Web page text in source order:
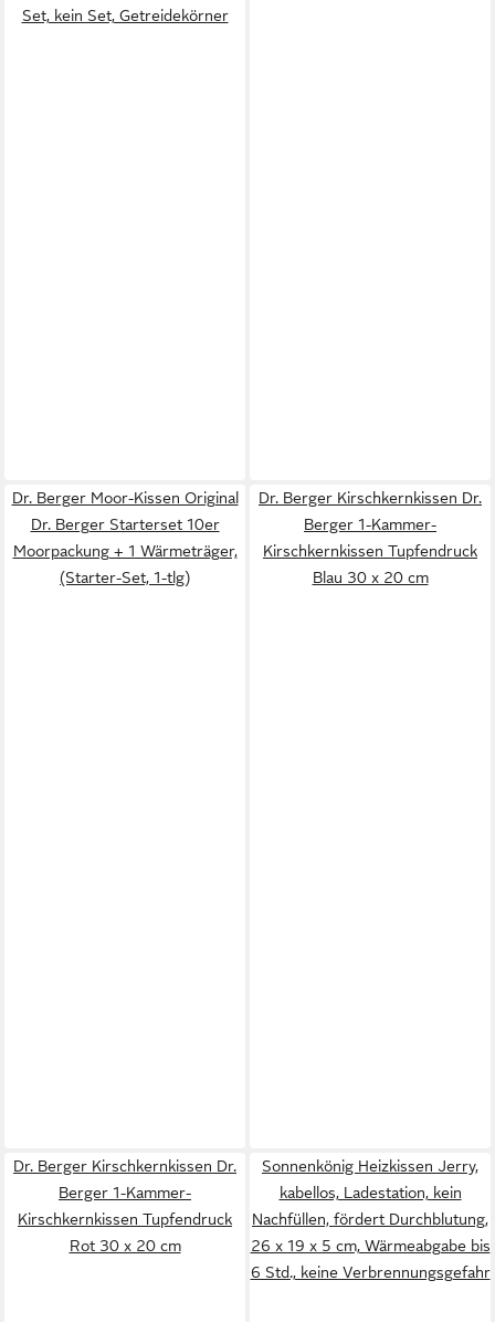
Set, kein Set, Getreidekörner
Dr. Berger Moor-Kissen Original
Dr. Berger Starterset 10er
Moorpackung + 1 Wärmeträger,
(Starter-Set, 1-tlg)
Dr. Berger Kirschkernkissen Dr.
Berger 1-Kammer-
Kirschkernkissen Tupfendruck
Blau 30 x 20 cm
Dr. Berger Kirschkernkissen Dr.
Berger 1-Kammer-
Kirschkernkissen Tupfendruck
Rot 30 x 20 cm
Sonnenkönig Heizkissen Jerry,
kabellos, Ladestation, kein
Nachfüllen, fördert Durchblutung,
26 x 19 x 5 cm, Wärmeabgabe bis
6 Std., keine Verbrennungsgefahr